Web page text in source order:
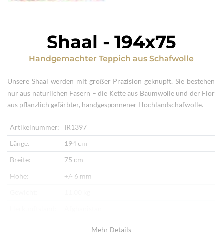
Shaal - 194x75
Handgemachter Teppich aus Schafwolle
Unsere Shaal werden mit großer Präzision geknüpft. Sie bestehen
nur aus natürlichen Fasern – die Kette aus Baumwolle und der Flor
aus pflanzlich gefärbter, handgesponnener Hochlandschafwolle.
Artikelnummer:
IR1397
Länge:
194 cm
Breite:
75 cm
Höhe:
+/- 6 mm
Mehr Details